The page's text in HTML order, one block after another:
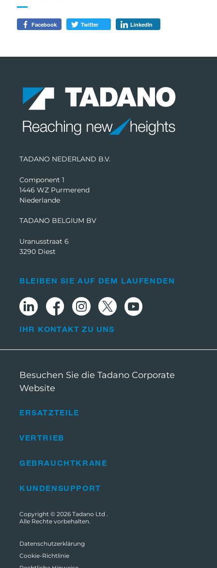
Facebook Twitter LinkedIn
TADANO NEDERLAND B.V.
Component 1
1446 WZ Purmerend
Niederlande
TADANO BELGIUM BV
Uranusstraat 6
3290 Diest
ERSATZTEILE
VERTRIEB
GEBRAUCHTKRANE
KUNDENSUPPORT
BLEIBEN SIE AUF DEM LAUFENDEN
IHR KONTAKT ZU UNS
Besuchen Sie die Tadano Corporate
Website
Copyright © 2026 Tadano Ltd .
Alle Rechte vorbehalten.
Datenschutzerklärung
Cookie-Richtlinie